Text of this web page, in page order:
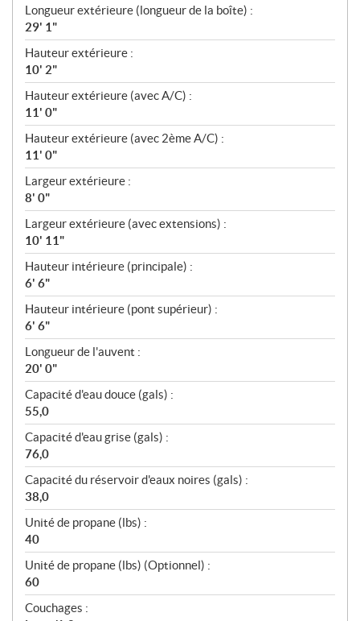
Longueur extérieure (longueur de la boîte) :
29' 1"
Hauteur extérieure :
10' 2"
Hauteur extérieure (avec A/C) :
11' 0"
Hauteur extérieure (avec 2ème A/C) :
11' 0"
Largeur extérieure :
8' 0"
Largeur extérieure (avec extensions) :
10' 11"
Hauteur intérieure (principale) :
6' 6"
Hauteur intérieure (pont supérieur) :
6' 6"
Longueur de l'auvent :
20' 0"
Capacité d'eau douce (gals) :
55,0
Capacité d'eau grise (gals) :
76,0
Capacité du réservoir d'eaux noires (gals) :
38,0
Unité de propane (lbs) :
40
Unité de propane (lbs) (Optionnel) :
60
Couchages :